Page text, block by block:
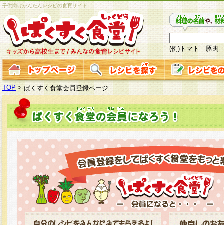
子供向けかんたんレシピの食育サイト
(例)トマト 豚肉
TOP > ぱくすく食堂会員登録ページ